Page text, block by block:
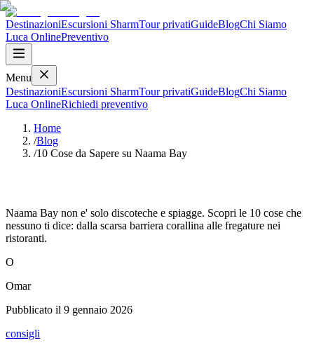
DestinazioniEscursioni SharmTour privatiGuideBlogChi Siamo
Luca OnlinePreventivo
Menu
DestinazioniEscursioni SharmTour privatiGuideBlogChi Siamo
Luca OnlineRichiedi preventivo
Home
/Blog
/10 Cose da Sapere su Naama Bay
Naama Bay non e' solo discoteche e spiagge. Scopri le 10 cose che
nessuno ti dice: dalla scarsa barriera corallina alle fregature nei
ristoranti.
O
Omar
Pubblicato il 9 gennaio 2026
consigli